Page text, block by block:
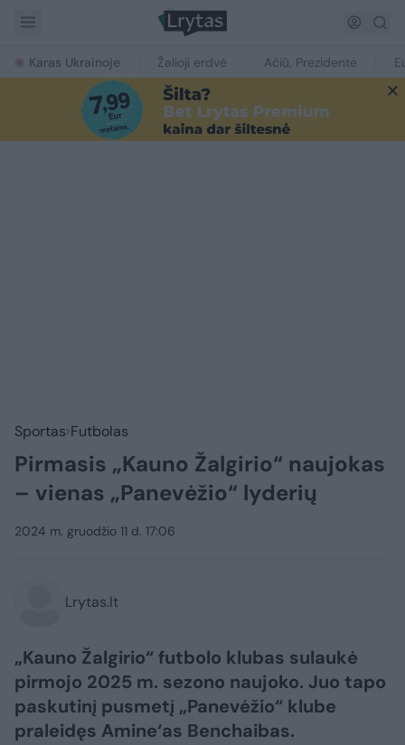
Karas Ukrainoje Žalioji erdvė Ačiū, Prezidente
Sportas Futbolas
Pirmasis „Kauno Žalgirio“ naujokas
– vienas „Panevėžio“ lyderių
2024 m. gruodžio 11 d. 17:06
Lrytas.lt
„Kauno Žalgirio“ futbolo klubas sulaukė
pirmojo 2025 m. sezono naujoko. Juo tapo
paskutinį pusmetį „Panevėžio“ klube
praleidęs Amine‘as Benchaibas.